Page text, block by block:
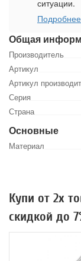
Общая
Производитель
Артикул
Артикул
Серия
Страна
Основные
Материал
ситуации.
Купи от 2х
скидкой до